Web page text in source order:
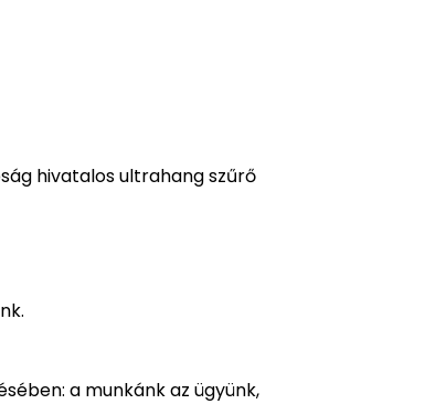
hivatalos ultrahang szűrő
a munkánk az ügyünk,